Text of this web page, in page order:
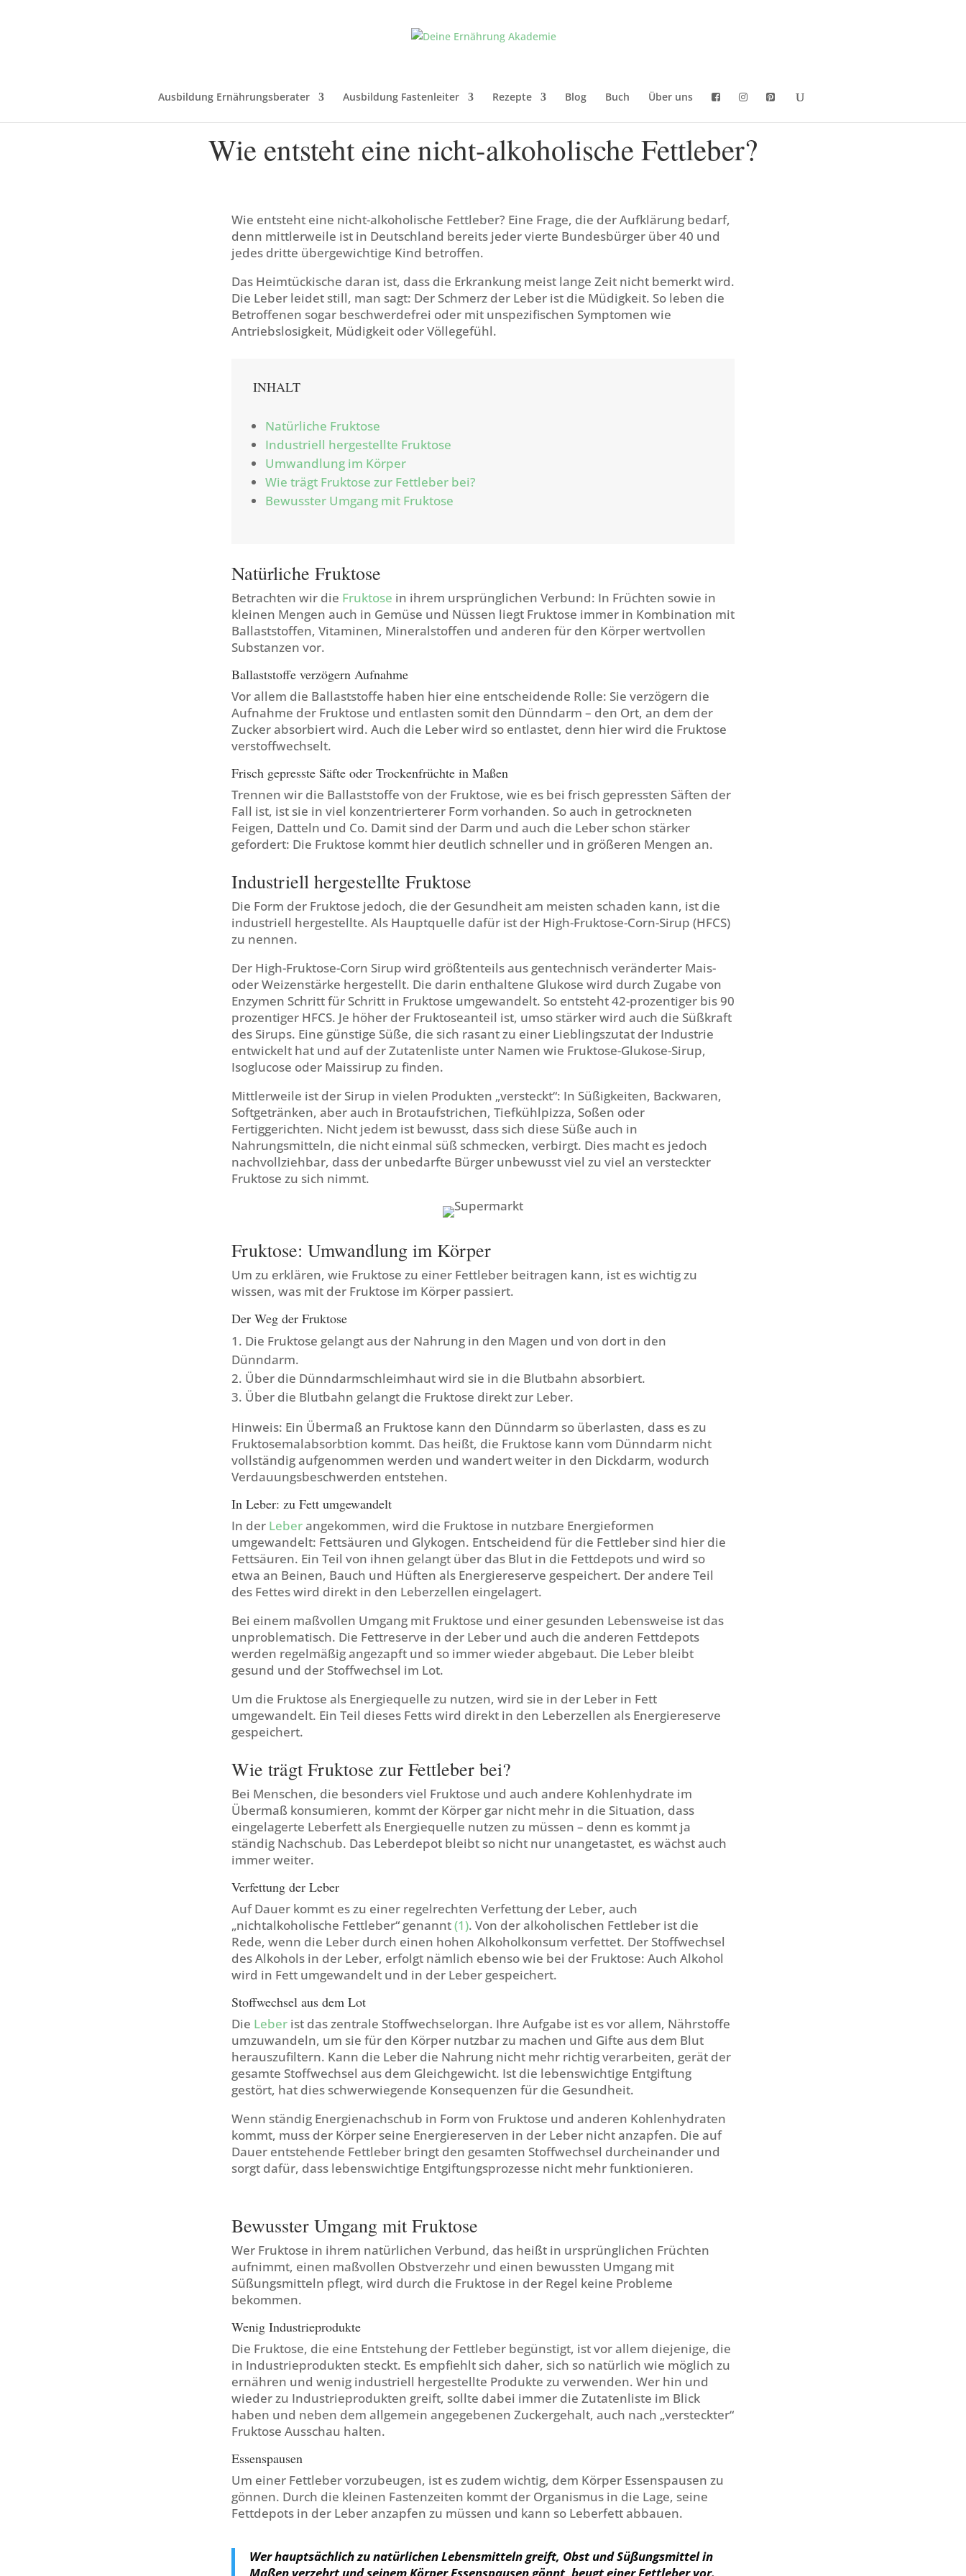
Ausbildung Ernährungsberater Ausbildung Fastenleiter Rezepte Blog Buch Über uns
Wie entsteht eine nicht-alkoholische Fettleber?
Wie entsteht eine nicht-alkoholische Fettleber? Eine Frage, die der Aufklärung bedarf,
denn mittlerweile ist in Deutschland bereits jeder vierte Bundesbürger über 40 und
jedes dritte übergewichtige Kind betroffen.
Das Heimtückische daran ist, dass die Erkrankung meist lange Zeit nicht bemerkt wird.
Die Leber leidet still, man sagt: Der Schmerz der Leber ist die Müdigkeit. So leben die
Betroffenen sogar beschwerdefrei oder mit unspezifischen Symptomen wie
Antriebslosigkeit, Müdigkeit oder Völlegefühl.
INHALT
Natürliche Fruktose
Industriell hergestellte Fruktose
Umwandlung im Körper
Wie trägt Fruktose zur Fettleber bei?
Bewusster Umgang mit Fruktose
Natürliche Fruktose
Betrachten wir die Fruktose in ihrem ursprünglichen Verbund: In Früchten sowie in
kleinen Mengen auch in Gemüse und Nüssen liegt Fruktose immer in Kombination mit
Ballaststoffen, Vitaminen, Mineralstoffen und anderen für den Körper wertvollen
Substanzen vor.
Ballaststoffe verzögern Aufnahme
Vor allem die Ballaststoffe haben hier eine entscheidende Rolle: Sie verzögern die
Aufnahme der Fruktose und entlasten somit den Dünndarm – den Ort, an dem der
Zucker absorbiert wird. Auch die Leber wird so entlastet, denn hier wird die Fruktose
verstoffwechselt.
Frisch gepresste Säfte oder Trockenfrüchte in Maßen
Trennen wir die Ballaststoffe von der Fruktose, wie es bei frisch gepressten Säften der
Fall ist, ist sie in viel konzentrierterer Form vorhanden. So auch in getrockneten
Feigen, Datteln und Co. Damit sind der Darm und auch die Leber schon stärker
gefordert: Die Fruktose kommt hier deutlich schneller und in größeren Mengen an.
Industriell hergestellte Fruktose
Die Form der Fruktose jedoch, die der Gesundheit am meisten schaden kann, ist die
industriell hergestellte. Als Hauptquelle dafür ist der High-Fruktose-Corn-Sirup (HFCS)
zu nennen.
Der High-Fruktose-Corn Sirup wird größtenteils aus gentechnisch veränderter Mais-
oder Weizenstärke hergestellt. Die darin enthaltene Glukose wird durch Zugabe von
Enzymen Schritt für Schritt in Fruktose umgewandelt. So entsteht 42-prozentiger bis 90
prozentiger HFCS. Je höher der Fruktoseanteil ist, umso stärker wird auch die Süßkraft
des Sirups. Eine günstige Süße, die sich rasant zu einer Lieblingszutat der Industrie
entwickelt hat und auf der Zutatenliste unter Namen wie Fruktose-Glukose-Sirup,
Isoglucose oder Maissirup zu finden.
Mittlerweile ist der Sirup in vielen Produkten „versteckt“: In Süßigkeiten, Backwaren,
Softgetränken, aber auch in Brotaufstrichen, Tiefkühlpizza, Soßen oder
Fertiggerichten. Nicht jedem ist bewusst, dass sich diese Süße auch in
Nahrungsmitteln, die nicht einmal süß schmecken, verbirgt. Dies macht es jedoch
nachvollziehbar, dass der unbedarfte Bürger unbewusst viel zu viel an versteckter
Fruktose zu sich nimmt.
Fruktose: Umwandlung im Körper
Um zu erklären, wie Fruktose zu einer Fettleber beitragen kann, ist es wichtig zu
wissen, was mit der Fruktose im Körper passiert.
Der Weg der Fruktose
Die Fruktose gelangt aus der Nahrung in den Magen und von dort in den
Dünndarm.
Über die Dünndarmschleimhaut wird sie in die Blutbahn absorbiert.
Über die Blutbahn gelangt die Fruktose direkt zur Leber.
Hinweis: Ein Übermaß an Fruktose kann den Dünndarm so überlasten, dass es zu
Fruktosemalabsorbtion kommt. Das heißt, die Fruktose kann vom Dünndarm nicht
vollständig aufgenommen werden und wandert weiter in den Dickdarm, wodurch
Verdauungsbeschwerden entstehen.
In Leber: zu Fett umgewandelt
In der Leberangekommen, wird die Fruktose in nutzbare Energieformen
umgewandelt: Fettsäuren und Glykogen. Entscheidend für die Fettleber sind hier die
Fettsäuren. Ein Teil von ihnen gelangt über das Blut in die Fettdepots und wird so
etwa an Beinen, Bauch und Hüften als Energiereserve gespeichert. Der andere Teil
des Fettes wird direkt in den Leberzellen eingelagert.
Bei einem maßvollen Umgang mit Fruktose und einer gesunden Lebensweise ist das
unproblematisch. Die Fettreserve in der Leber und auch die anderen Fettdepots
werden regelmäßig angezapft und so immer wieder abgebaut. Die Leber bleibt
gesund und der Stoffwechsel im Lot.
Um die Fruktose als Energiequelle zu nutzen, wird sie in der Leber in Fett
umgewandelt. Ein Teil dieses Fetts wird direkt in den Leberzellen als Energiereserve
gespeichert.
Wie trägt Fruktose zur Fettleber bei?
Bei Menschen, die besonders viel Fruktose und auch andere Kohlenhydrate im
Übermaß konsumieren, kommt der Körper gar nicht mehr in die Situation, dass
eingelagerte Leberfett als Energiequelle nutzen zu müssen – denn es kommt ja
ständig Nachschub. Das Leberdepot bleibt so nicht nur unangetastet, es wächst auch
immer weiter.
Verfettung der Leber
Auf Dauer kommt es zu einer regelrechten Verfettung der Leber, auch
„nichtalkoholische Fettleber“ genannt(1). Von der alkoholischen Fettleber ist die
Rede, wenn die Leber durch einen hohen Alkoholkonsum verfettet. Der Stoffwechsel
des Alkohols in der Leber, erfolgt nämlich ebenso wie bei der Fruktose: Auch Alkohol
wird in Fett umgewandelt und in der Leber gespeichert.
Stoffwechsel aus dem Lot
Die Leber ist das zentrale Stoffwechselorgan. Ihre Aufgabe ist es vor allem, Nährstoffe
umzuwandeln, um sie für den Körper nutzbar zu machen und Gifte aus dem Blut
herauszufiltern. Kann die Leber die Nahrung nicht mehr richtig verarbeiten, gerät der
gesamte Stoffwechsel aus dem Gleichgewicht. Ist die lebenswichtige Entgiftung
gestört, hat dies schwerwiegende Konsequenzen für die Gesundheit.
Wenn ständig Energienachschub in Form von Fruktose und anderen Kohlenhydraten
kommt, muss der Körper seine Energiereserven in der Leber nicht anzapfen. Die auf
Dauer entstehende Fettleber bringt den gesamten Stoffwechsel durcheinander und
sorgt dafür, dass lebenswichtige Entgiftungsprozesse nicht mehr funktionieren.
Bewusster Umgang mit Fruktose
Wer Fruktose in ihrem natürlichen Verbund, das heißt in ursprünglichen Früchten
aufnimmt, einen maßvollen Obstverzehr und einen bewussten Umgang mit
Süßungsmitteln pflegt, wird durch die Fruktose in der Regel keine Probleme
bekommen.
Wenig Industrieprodukte
Die Fruktose, die eine Entstehung der Fettleber begünstigt, ist vor allem diejenige, die
in Industrieprodukten steckt. Es empfiehlt sich daher, sich so natürlich wie möglich zu
ernähren und wenig industriell hergestellte Produkte zu verwenden. Wer hin und
wieder zu Industrieprodukten greift, sollte dabei immer die Zutatenliste im Blick
haben und neben dem allgemein angegebenen Zuckergehalt, auch nach „versteckter“
Fruktose Ausschau halten.
Essenspausen
Um einer Fettleber vorzubeugen, ist es zudem wichtig, dem Körper Essenspausen zu
gönnen. Durch die kleinen Fastenzeiten kommt der Organismus in die Lage, seine
Fettdepots in der Leber anzapfen zu müssen und kann so Leberfett abbauen.
Wer hauptsächlich zu natürlichen Lebensmitteln greift, Obst und Süßungsmittel in